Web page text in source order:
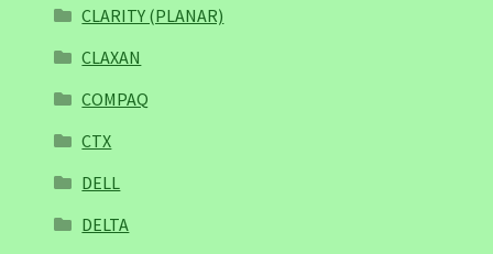
CLARITY (PLANAR)
CLAXAN
COMPAQ
CTX
DELL
DELTA